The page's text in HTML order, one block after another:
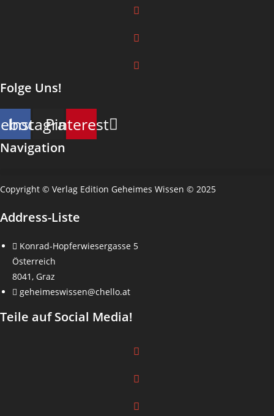
Folge Uns!
Instagram
Pinterest
Navigation
Copyright © Verlag Edition Geheimes Wissen © 2025
Address-Liste
Konrad-Hopferwiesergasse 5
Österreich
8041, Graz
geheimeswissen@chello.at
Teile auf Social Media!